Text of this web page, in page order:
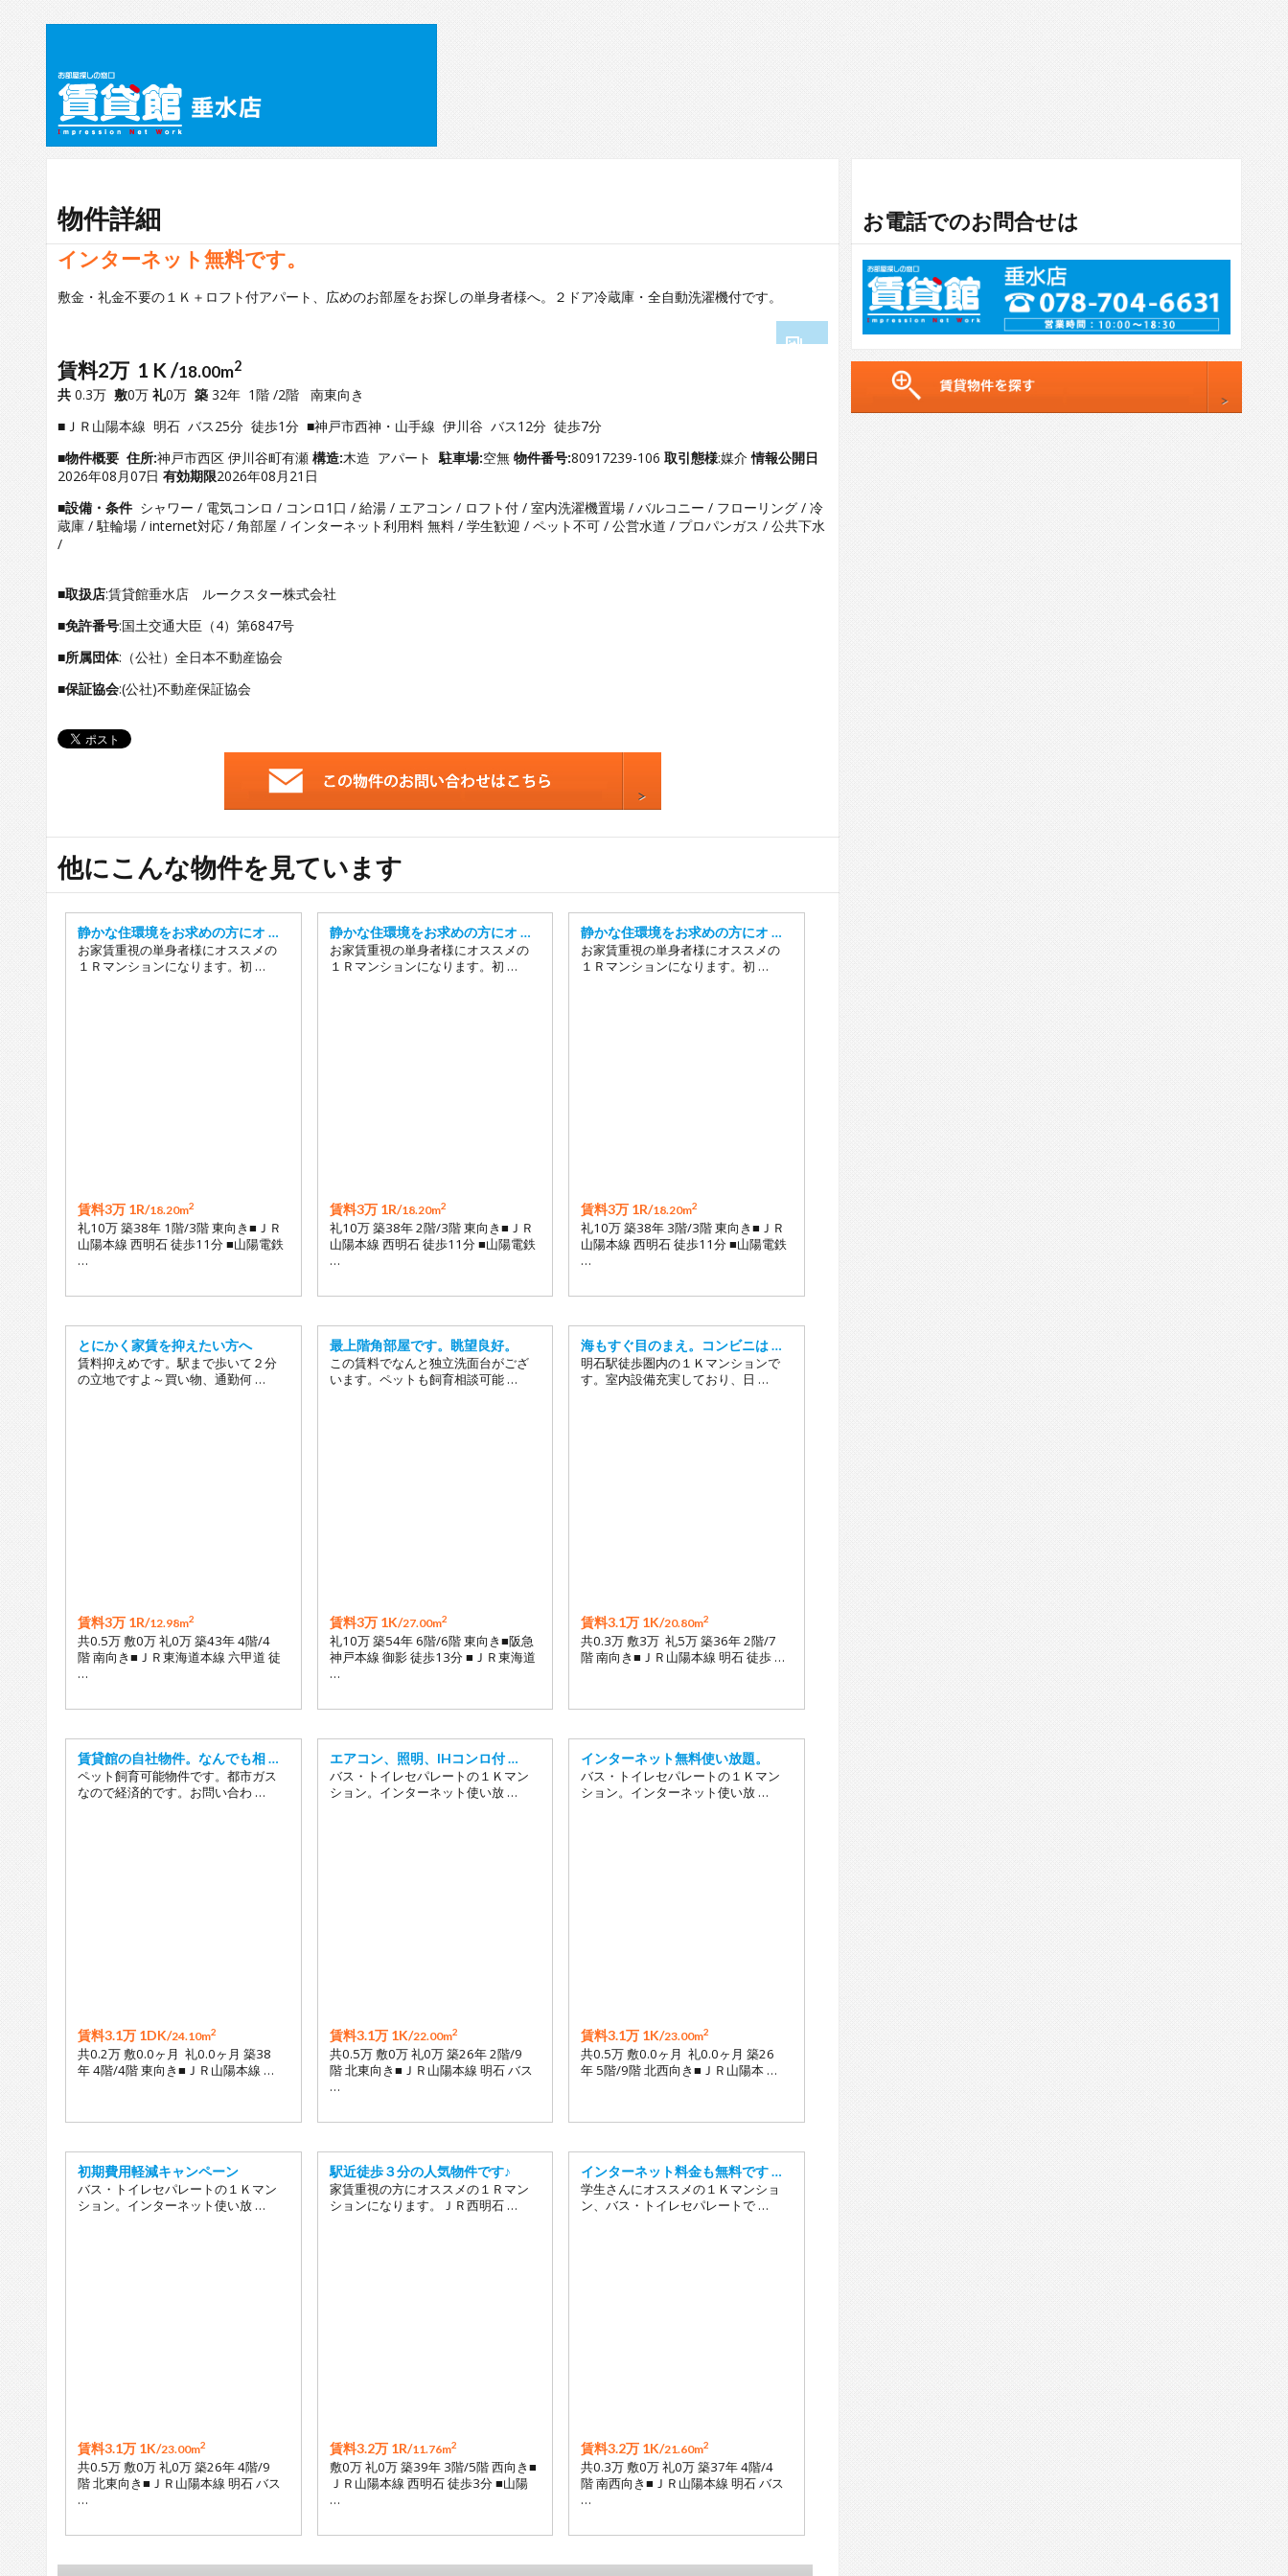
物件詳細
インターネット無料です。
敷金・礼金不要の１Ｋ＋ロフト付アパート、広めのお部屋をお探しの単身者様へ。２ドア冷蔵庫・全自動洗濯機付です。
4
6
17
賃料2万 1 K /18.00m2
共 0.3万 敷0万 礼0万 築 32年 1階 /2階 南東向き
■ＪＲ山陽本線 明石 バス25分 徒歩1分 ■神戸市西神・山手線 伊川谷 バス12分 徒歩7分
■物件概要 住所:神戸市西区 伊川谷町有瀬 構造:木造 アパート 駐車場:空無 物件番号:80917239-106 取引態様:媒介情報公開日
2026年08月07日 有効期限2026年08月21日
■設備・条件 シャワー / 電気コンロ / コンロ1口 / 給湯 / エアコン / ロフト付 / 室内洗濯機置場 / バルコニー / フローリング / 冷
蔵庫 / 駐輪場 / internet対応 / 角部屋 / インターネット利用料 無料 / 学生歓迎 / ペット不可 / 公営水道 / プロパンガス / 公共下水
/
■取扱店:賃貸館垂水店 ルークスター株式会社
■免許番号:国土交通大臣（4）第6847号
■所属団体:（公社）全日本不動産協会
■保証協会:(公社)不動産保証協会
他にこんな物件を見ています
静かな住環境をお求めの方にオ …
お家賃重視の単身者様にオススメの
１Ｒマンションになります。初 …
賃料3万 1R/18.20m2
礼10万 築38年 1階/3階 東向き■ＪＲ
山陽本線 西明石 徒歩11分 ■山陽電鉄
…
静かな住環境をお求めの方にオ …
お家賃重視の単身者様にオススメの
１Ｒマンションになります。初 …
賃料3万 1R/18.20m2
礼10万 築38年 2階/3階 東向き■ＪＲ
山陽本線 西明石 徒歩11分 ■山陽電鉄
…
静かな住環境をお求めの方にオ …
お家賃重視の単身者様にオススメの
１Ｒマンションになります。初 …
賃料3万 1R/18.20m2
礼10万 築38年 3階/3階 東向き■ＪＲ
山陽本線 西明石 徒歩11分 ■山陽電鉄
…
とにかく家賃を抑えたい方へ
賃料抑えめです。駅まで歩いて２分
の立地ですよ～買い物、通勤何 …
賃料3万 1R/12.98m2
共0.5万 敷0万 礼0万 築43年 4階/4
階 南向き■ＪＲ東海道本線 六甲道 徒
…
最上階角部屋です。眺望良好。
この賃料でなんと独立洗面台がござ
います。ペットも飼育相談可能 …
賃料3万 1K/27.00m2
礼10万 築54年 6階/6階 東向き■阪急
神戸本線 御影 徒歩13分 ■ＪＲ東海道
…
海もすぐ目のまえ。コンビニは …
明石駅徒歩圏内の１Ｋマンションで
す。室内設備充実しており、日 …
賃料3.1万 1K/20.80m2
共0.3万 敷3万 礼5万 築36年 2階/7
階 南向き■ＪＲ山陽本線 明石 徒歩 …
賃貸館の自社物件。なんでも相 …
ペット飼育可能物件です。都市ガス
なので経済的です。お問い合わ …
賃料3.1万 1DK/24.10m2
共0.2万 敷0.0ヶ月 礼0.0ヶ月 築38
年 4階/4階 東向き■ＪＲ山陽本線 …
エアコン、照明、IHコンロ付 …
バス・トイレセパレートの１Ｋマン
ション。インターネット使い放 …
賃料3.1万 1K/22.00m2
共0.5万 敷0万 礼0万 築26年 2階/9
階 北東向き■ＪＲ山陽本線 明石 バス
…
インターネット無料使い放題。
バス・トイレセパレートの１Ｋマン
ション。インターネット使い放 …
賃料3.1万 1K/23.00m2
共0.5万 敷0.0ヶ月 礼0.0ヶ月 築26
年 5階/9階 北西向き■ＪＲ山陽本 …
初期費用軽減キャンペーン
バス・トイレセパレートの１Ｋマン
ション。インターネット使い放 …
賃料3.1万 1K/23.00m2
共0.5万 敷0万 礼0万 築26年 4階/9
階 北東向き■ＪＲ山陽本線 明石 バス
…
駅近徒歩３分の人気物件です♪
家賃重視の方にオススメの１Ｒマン
ションになります。ＪＲ西明石 …
賃料3.2万 1R/11.76m2
敷0万 礼0万 築39年 3階/5階 西向き■
ＪＲ山陽本線 西明石 徒歩3分 ■山陽
…
インターネット料金も無料です …
学生さんにオススメの１Ｋマンショ
ン、バス・トイレセパレートで …
賃料3.2万 1K/21.60m2
共0.3万 敷0万 礼0万 築37年 4階/4
階 南西向き■ＪＲ山陽本線 明石 バス
…
お電話でのお問合せは